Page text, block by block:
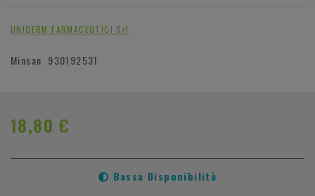
UNIDERM FARMACEUTICI Srl
Minsan 930192531
18,80 €
Bassa Disponibilità